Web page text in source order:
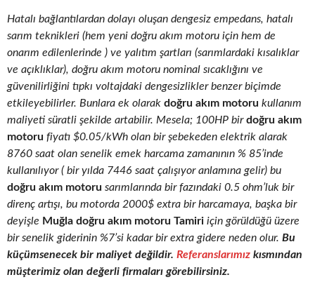
Hatalı bağlantılardan dolayı oluşan dengesiz empedans, hatalı
sarım teknikleri (hem yeni doğru akım motoru için hem de
onarım edilenlerinde ) ve yalıtım şartları (sarımlardaki kısalıklar
ve açıklıklar), doğru akım motoru nominal sıcaklığını ve
güvenilirliğini tıpkı voltajdaki dengesizlikler benzer biçimde
etkileyebilirler. Bunlara ek olarak doğru akım motoru kullanım
maliyeti süratli şekilde artabilir. Mesela; 100HP birdoğru akım
motoru fiyatı $0.05/kWh olan bir şebekeden elektrik alarak
8760 saat olan senelik emek harcama zamanının % 85’inde
kullanılıyor ( bir yılda 7446 saat çalışıyor anlamına gelir) bu
doğru akım motoru sarımlarında bir fazındaki 0.5 ohm’luk bir
direnç artışı, bu motorda 2000$ extra bir harcamaya, başka bir
deyişle Muğla doğru akım motoru Tamiri için görüldüğü üzere
bir senelik giderinin %7’si kadar bir extra gidere neden olur. Bu
küçümsenecek bir maliyet değildir. Referanslarımız kısmından
müşterimiz olan değerli firmaları görebilirsiniz.